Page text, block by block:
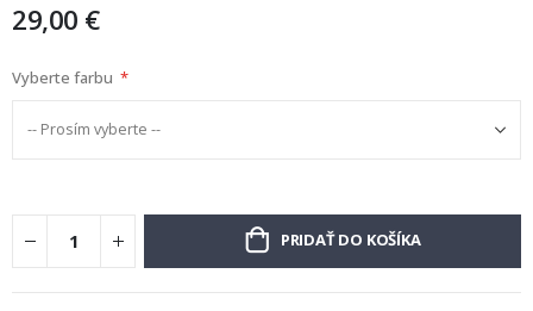
29,00 €
Vyberte farbu
PRIDAŤ DO KOŠÍKA